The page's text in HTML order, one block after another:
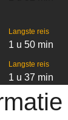
Langste reis
1 u 50 min
Langste reis
1 u 37 min